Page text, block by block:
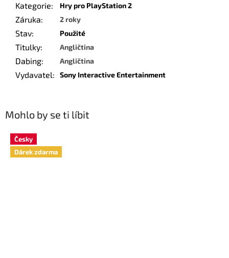
Mohlo by se ti líbit
Česky
Dárek zdarma
Kategorie: Hry pro PlayStation 2
Záruka: 2 roky
Stav: Použité
Titulky: Angličtina
Dabing: Angličtina
Vydavatel: Sony Interactive Entertainment